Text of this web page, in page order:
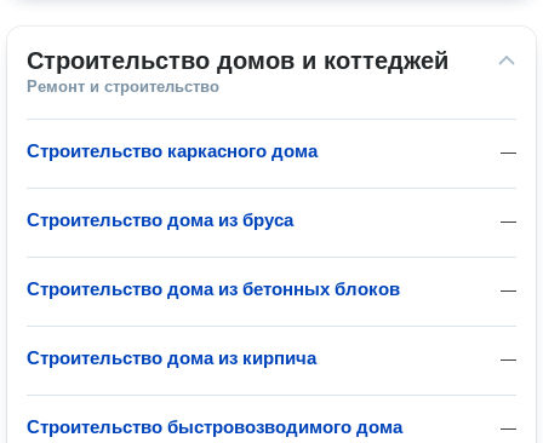
Строительство домов и коттеджей
Ремонт и строительство
—
Строительство каркасного дома
—
Строительство дома из бруса
—
Строительство дома из бетонных блоков
—
Строительство дома из кирпича
—
Строительство быстровозводимого дома